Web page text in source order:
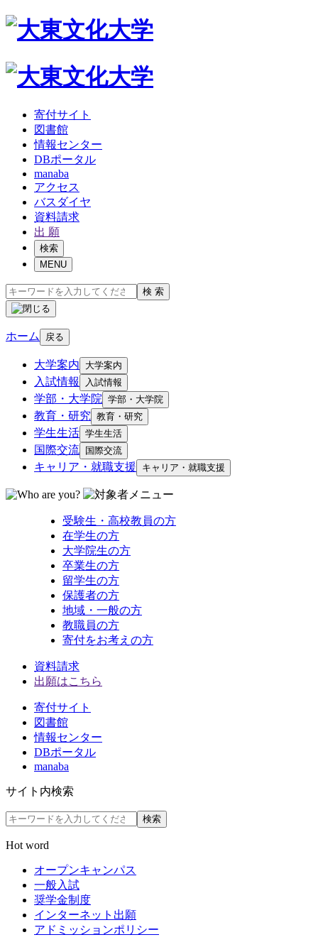
寄付サイト
図書館
情報センター
DBポータル
manaba
アクセス
バスダイヤ
資料請求
出 願
検索
MENU
検 索
ホーム 戻る
大学案内 大学案内
入試情報 入試情報
学部・大学院 学部・大学院
教育・研究 教育・研究
学生生活 学生生活
国際交流 国際交流
キャリア・就職支援 キャリア・就職支援
受験生・高校教員の方
在学生の方
大学院生の方
卒業生の方
留学生の方
保護者の方
地域・一般の方
教職員の方
寄付をお考えの方
資料請求
出願はこちら
寄付サイト
図書館
情報センター
DBポータル
manaba
サイト内検索
検索
Hot word
オープンキャンパス
一般入試
奨学金制度
インターネット出願
アドミッションポリシー